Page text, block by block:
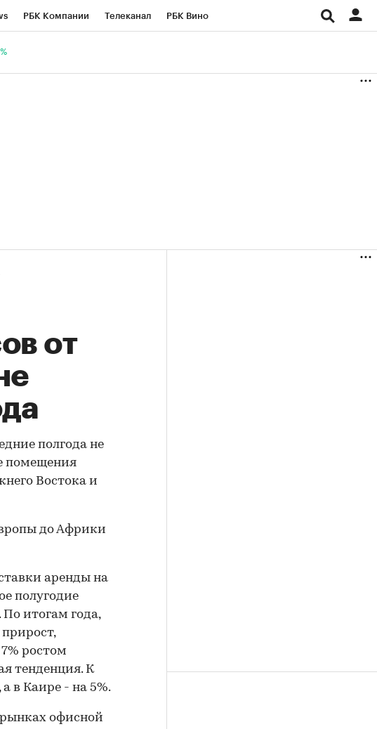
РБК Компании Телеканал РБК Вино
от
полгода не
помещения
Востока и
аренды на
полугодие
По итогам года,
ростом
тенденция. К
в Каире - на 5%.
офисной